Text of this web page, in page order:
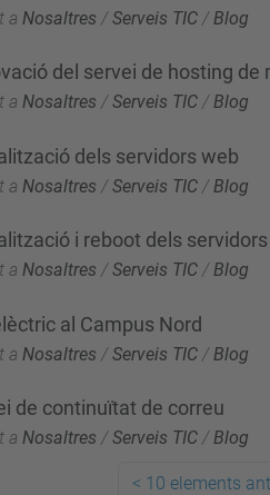
a Nosaltres /Serveis TIC / Blog
del servei de hosting de
a Nosaltres /Serveis TIC /Blog
dels servidors web
a Nosaltres /Serveis TIC / Blog
i reboot dels
a Nosaltres /Serveis TIC /Blog
al Campus Nord
a Nosaltres /Serveis TIC / Blog
de continuïtat de correu
a Nosaltres /Serveis TIC /Blog
< 10 elements